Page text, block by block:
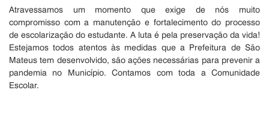
Atravessamos um momento que exige de nós muito
compromisso com a manutenção e fortalecimento do processo
de escolarização do estudante. A luta é pela preservação da vida!
Estejamos todos atentos às medidas que a Prefeitura de São
Mateus tem desenvolvido, são ações necessárias para prevenir a
pandemia no Município. Contamos com toda a Comunidade
Escolar.